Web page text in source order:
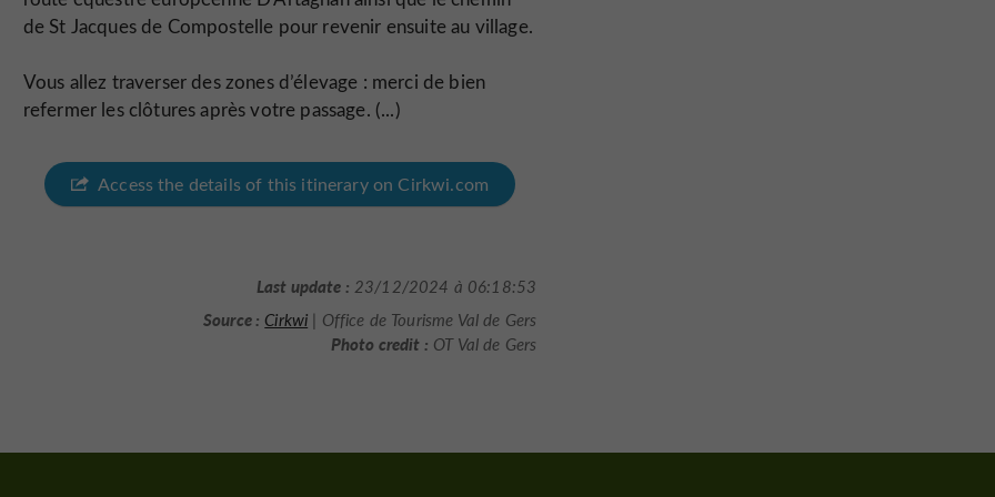
de St Jacques de Compostelle pour revenir ensuite au village.
Vous allez traverser des zones d’élevage : merci de bien
refermer les clôtures après votre passage. (...)
Access the details of this itinerary on Cirkwi.com
Last update : 23/12/2024 à 06:18:53
Source : Cirkwi | Office de Tourisme Val de Gers
Photo credit : OT Val de Gers